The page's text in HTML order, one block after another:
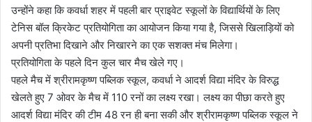
उन्होंने कहा कि कवर्धा शहर में पहली बार प्राइवेट स्कूलों के विद्यार्थियों के लिए
टेनिस बॉल क्रिकेट प्रतियोगिता का आयोजन किया गया है, जिससे खिलाड़ियों को
अपनी प्रतिभा दिखाने और निखारने का एक सशक्त मंच मिलेगा।
प्रतियोगिता के पहले दिन कुल चार मैच खेले गए।
पहले मैच में श्रीरामकृष्ण पब्लिक स्कूल, कवर्धा ने आदर्श विद्या मंदिर के विरुद्ध
खेलते हुए 7 ओवर के मैच में 110 रनों का लक्ष्य रखा। लक्ष्य का पीछा करते हुए
आदर्श विद्या मंदिर की टीम 48 रन ही बना सकी और श्रीरामकृष्ण पब्लिक स्कूल ने